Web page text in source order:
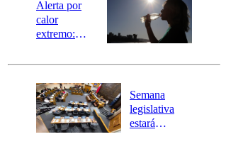
Alerta por
calor
extremo:
activa Alerta
Preventiva en
tres comunas
Semana
legislativa
estará